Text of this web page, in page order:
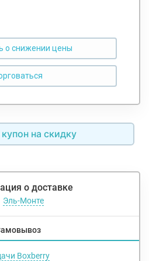
о снижении цены
на скидку
о доставке
Эль-Монте
Boxberry